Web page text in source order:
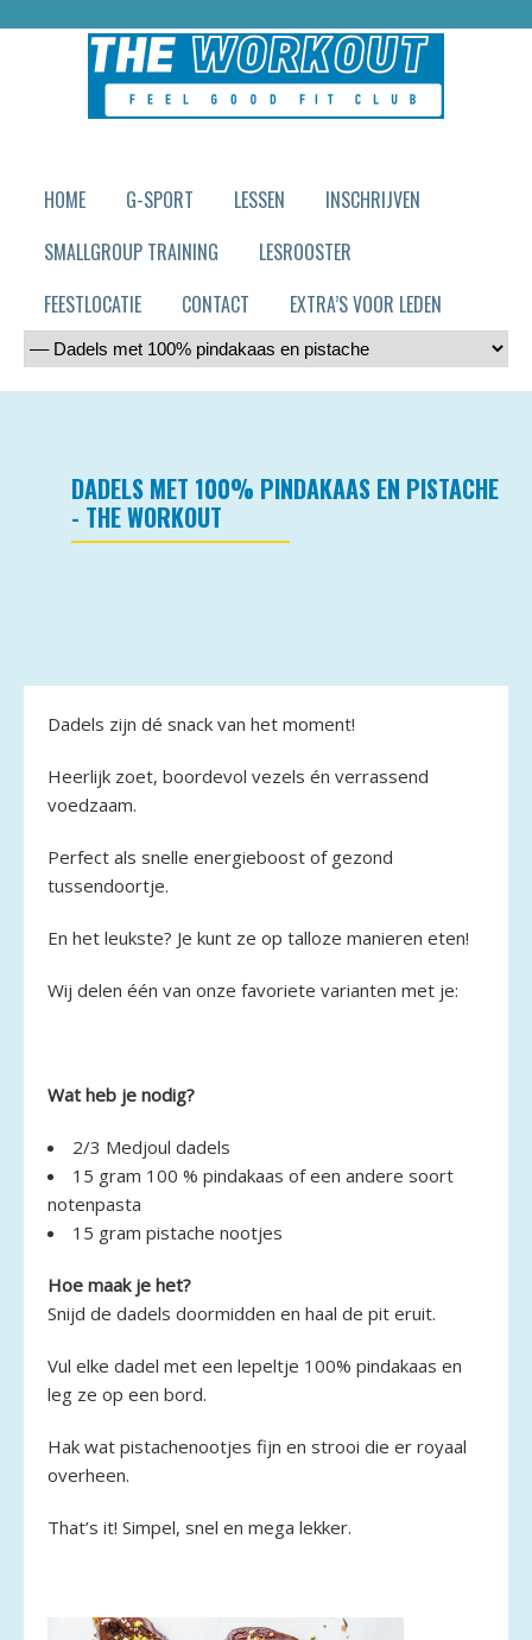
HOME G-SPORT LESSEN
INSCHRIJVEN
SMALLGROUP TRAINING
LESROOSTER
FEESTLOCATIE
CONTACT EXTRA’S VOOR LEDEN
DADELS MET 100% PINDAKAAS EN PISTACHE
- THE WORKOUT
Dadels zijn dé snack van het moment!
Heerlijk zoet, boordevol vezels én verrassend
voedzaam.
Perfect als snelle energieboost of gezond
tussendoortje.
En het leukste? Je kunt ze op talloze manieren eten!
Wij delen één van onze favoriete varianten met je:
Wat heb je nodig?
2/3 Medjoul dadels
15 gram 100 % pindakaas of een andere soort
notenpasta
15 gram pistache nootjes
Hoe maak je het?
Snijd de dadels doormidden en haal de pit eruit.
Vul elke dadel met een lepeltje 100% pindakaas en
leg ze op een bord.
Hak wat pistachenootjes fijn en strooi die er royaal
overheen.
That’s it! Simpel, snel en mega lekker.